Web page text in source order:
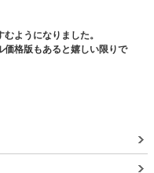
ようになりました。
価格版もあると嬉しい限りで